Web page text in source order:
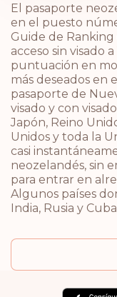
El pasaporte
en el puesto
Guide de
acceso sin visado
puntuación en
más deseados en
pasaporte de
visado y con
Japón, Reino
Unidos y toda la
casi
neozelandés, sin
para entrar en
Algunos países
India, Rusia y